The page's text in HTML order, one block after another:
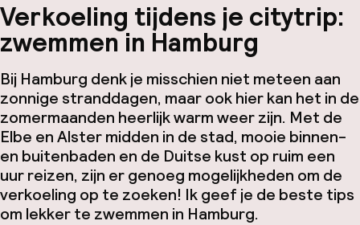
Verkoeling tijdens je citytrip:
zwemmen in Hamburg
Bij Hamburg denk je misschien niet meteen aan
zonnige stranddagen, maar ook hier kan het in de
zomermaanden heerlijk warm weer zijn. Met de
Elbe en Alster midden in de stad, mooie binnen-
en buitenbaden en de Duitse kust op ruim een
uur reizen, zijn er genoeg mogelijkheden om de
verkoeling op te zoeken! Ik geef je de beste tips
om lekker te zwemmen in Hamburg.